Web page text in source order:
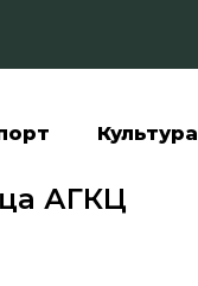
Культура
АГКЦ